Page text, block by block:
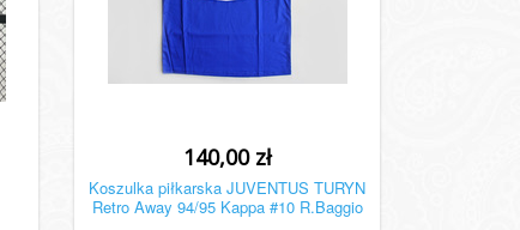
140,00 zł
Koszulka piłkarska JUVENTUS TURYN
Retro Away 94/95 Kappa #10 R.Baggio